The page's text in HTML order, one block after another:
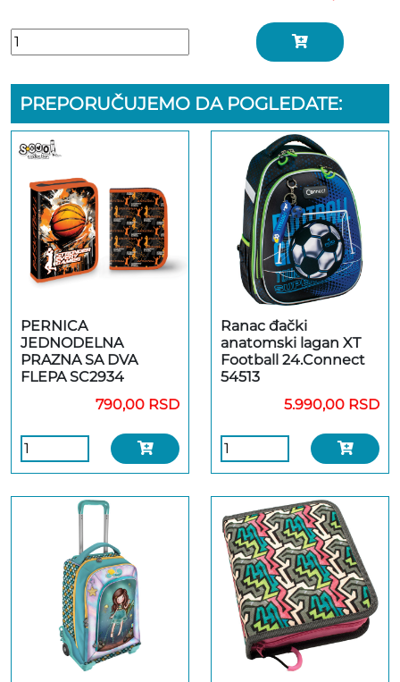
PREPORUČUJEMO DA POGLEDATE:
PERNICA
JEDNODELNA
PRAZNA SA DVA
FLEPA SC2934
790,00 RSD
Ranac đački
anatomski lagan XT
Football 24.Connect
54513
5.990,00 RSD